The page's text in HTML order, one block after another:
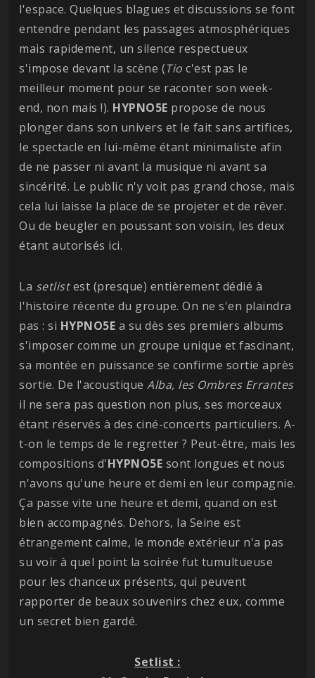
l'espace. Quelques blagues et discussions se font
entendre pendant les passages atmosphériques
mais rapidement, un silence respectueux
s'impose devant la scène (Tio c'est pas le
meilleur moment pour se raconter son week-
end, non mais !). HYPNO5E propose de nous
plonger dans son univers et le fait sans artifices,
le spectacle en lui-même étant minimaliste afin
de ne passer ni avant la musique ni avant sa
sincérité. Le public n'y voit pas grand chose, mais
cela lui laisse la place de se projeter et de rêver.
Ou de beugler en poussant son voisin, les deux
étant autorisés ici.
La setlistest (presque) entièrement dédié à
l'histoire récente du groupe. On ne s'en plaindra
pas : si HYPNO5E a su dès ses premiers albums
s'imposer comme un groupe unique et fascinant,
sa montée en puissance se confirme sortie après
sortie. De l'acoustique Alba, les Ombres Errantes
il ne sera pas question non plus, ses morceaux
étant réservés à des ciné-concerts particuliers. A-
t-on le temps de le regretter ? Peut-être, mais les
compositions d'HYPNO5E sont longues et nous
n'avons qu'une heure et demi en leur compagnie.
Ça passe vite une heure et demi, quand on est
bien accompagnés. Dehors, la Seine est
étrangement calme, le monde extérieur n'a pas
su voir à quel point la soirée fut tumultueuse
pour les chanceux présents, qui peuvent
rapporter de beaux souvenirs chez eux, comme
un secret bien gardé.
Setlist :